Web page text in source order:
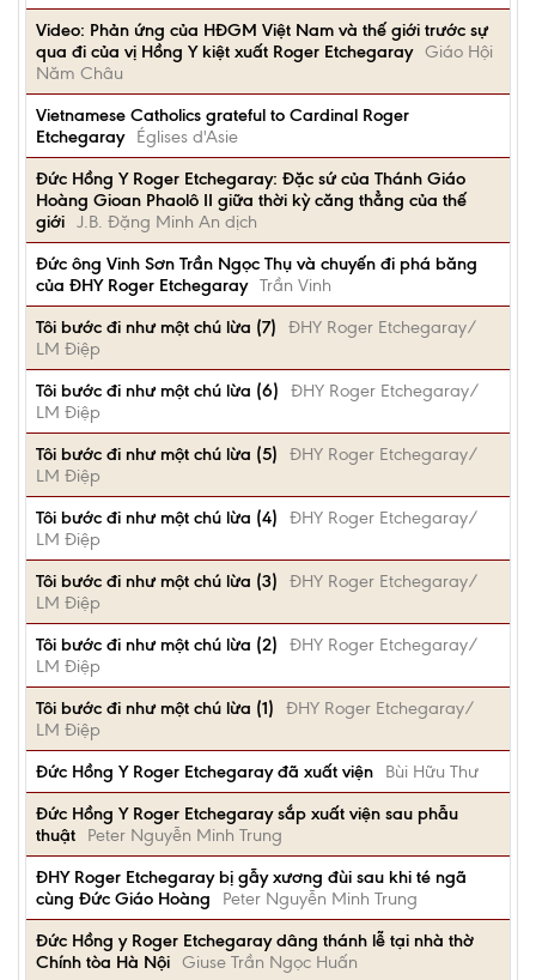
Video: Phản ứng của HĐGM Việt Nam và thế giới trước sự
qua đi của vị Hồng Y kiệt xuất Roger Etchegaray Giáo Hội
Năm Châu
Vietnamese Catholics grateful to Cardinal Roger
Etchegaray
Églises d'Asie
Đức Hồng Y Roger Etchegaray: Đặc sứ của Thánh Giáo
Hoàng Gioan Phaolô II giữa thời kỳ căng thẳng của thế
giới J.B. Đặng Minh An dịch
Đức ông Vinh Sơn Trần Ngọc Thụ và chuyến đi phá băng
của ĐHY Roger Etchegaray Trần Vinh
Tôi bước đi như một chú lừa (7)
ĐHY Roger Etchegaray/
LM Điệp
Tôi bước đi như một chú lừa (6)
ĐHY Roger Etchegaray/
LM Điệp
Tôi bước đi như một chú lừa (5)
ĐHY Roger Etchegaray/
LM Điệp
Tôi bước đi như một chú lừa (4)
ĐHY Roger Etchegaray/
LM Điệp
Tôi bước đi như một chú lừa (3)
ĐHY Roger Etchegaray/
LM Điệp
Tôi bước đi như một chú lừa (2)
ĐHY Roger Etchegaray/
LM Điệp
Tôi bước đi như một chú lừa (1)
ĐHY Roger Etchegaray/
LM Điệp
Đức Hồng Y Roger Etchegaray đã xuất viện
Bùi Hữu Thư
Đức Hồng Y Roger Etchegaray sắp xuất viện sau phẫu
thuật
Peter Nguyễn Minh Trung
ĐHY Roger Etchegaray bị gẫy xương đùi sau khi té ngã
cùng Đức Giáo Hoàng
Peter Nguyễn Minh Trung
Đức Hồng y Roger Etchegaray dâng thánh lễ tại nhà thờ
Chính tòa Hà Nội Giuse Trần Ngọc Huấn